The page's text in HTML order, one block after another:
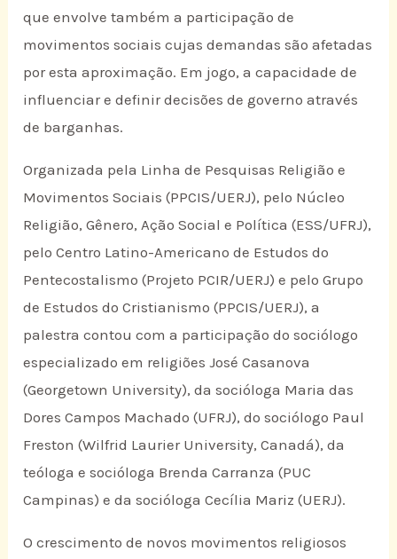
que envolve também a participação de
movimentos sociais cujas demandas são afetadas
por esta aproximação. Em jogo, a capacidade de
influenciar e definir decisões de governo através
de barganhas.
Organizada pela Linha de Pesquisas Religião e
Movimentos Sociais (PPCIS/UERJ), pelo Núcleo
Religião, Gênero, Ação Social e Política (ESS/UFRJ),
pelo Centro Latino-Americano de Estudos do
Pentecostalismo (Projeto PCIR/UERJ) e pelo Grupo
de Estudos do Cristianismo (PPCIS/UERJ), a
palestra contou com a participação do sociólogo
especializado em religiões José Casanova
(Georgetown University), da socióloga Maria das
Dores Campos Machado (UFRJ), do sociólogo Paul
Freston (Wilfrid Laurier University, Canadá), da
teóloga e socióloga Brenda Carranza (PUC
Campinas) e da socióloga Cecília Mariz (UERJ).
O crescimento de novos movimentos religiosos